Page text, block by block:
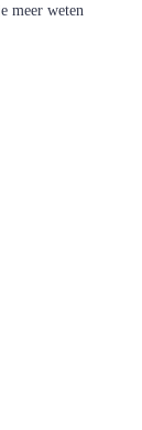
meer weten